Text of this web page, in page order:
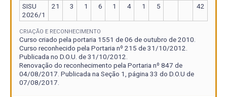
SISU
2026/1
21 3 1 6 1 4 1 5 42
CRIAÇÃO E RECONHECIMENTO
Curso criado pela portaria 1551 de 06 de outubro de 2010.
Curso reconhecido pela Portaria nº 215 de 31/10/2012.
Publicada no D.O.U. de 31/10/2012.
Renovação do reconhecimento pela Portaria nº 847 de
04/08/2017. Publicada na Seção 1, página 33 do D.O.U de
07/08/2017.